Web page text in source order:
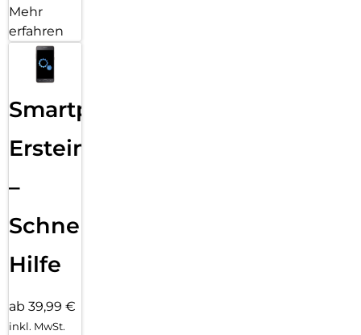
Mehr
erfahren
Smartphone
Ersteinrichtung
–
Schnelle
Hilfe
ab 39,99 €
inkl. MwSt.